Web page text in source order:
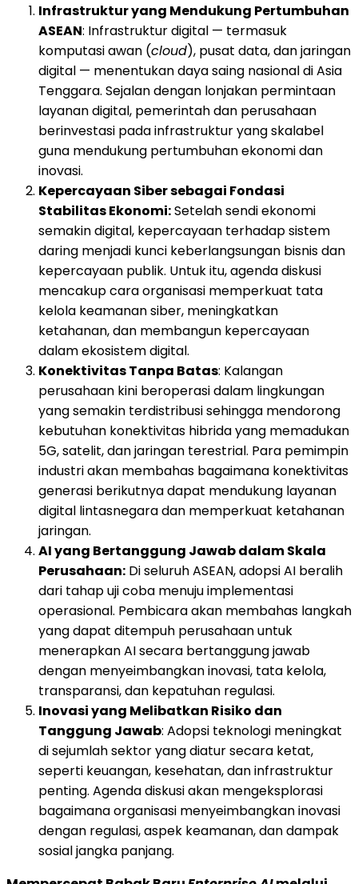
Infrastruktur yang Mendukung Pertumbuhan
ASEAN: Infrastruktur digital — termasuk
komputasi awan (cloud), pusat data, dan jaringan
digital — menentukan daya saing nasional di Asia
Tenggara. Sejalan dengan lonjakan permintaan
layanan digital, pemerintah dan perusahaan
berinvestasi pada infrastruktur yang skalabel
guna mendukung pertumbuhan ekonomi dan
inovasi.
Kepercayaan Siber sebagai Fondasi
Stabilitas Ekonomi:Setelah sendi ekonomi
semakin digital, kepercayaan terhadap sistem
daring menjadi kunci keberlangsungan bisnis dan
kepercayaan publik. Untuk itu, agenda diskusi
mencakup cara organisasi memperkuat tata
kelola keamanan siber, meningkatkan
ketahanan, dan membangun kepercayaan
dalam ekosistem digital.
Konektivitas Tanpa Batas: Kalangan
perusahaan kini beroperasi dalam lingkungan
yang semakin terdistribusi sehingga mendorong
kebutuhan konektivitas hibrida yang memadukan
5G, satelit, dan jaringan terestrial. Para pemimpin
industri akan membahas bagaimana konektivitas
generasi berikutnya dapat mendukung layanan
digital lintasnegara dan memperkuat ketahanan
jaringan.
AI yang Bertanggung Jawab dalam Skala
Perusahaan: Di seluruh ASEAN, adopsi AI beralih
dari tahap uji coba menuju implementasi
operasional. Pembicara akan membahas langkah
yang dapat ditempuh perusahaan untuk
menerapkan AI secara bertanggung jawab
dengan menyeimbangkan inovasi, tata kelola,
transparansi, dan kepatuhan regulasi.
Inovasi yang Melibatkan Risiko dan
Tanggung Jawab: Adopsi teknologi meningkat
di sejumlah sektor yang diatur secara ketat,
seperti keuangan, kesehatan, dan infrastruktur
penting. Agenda diskusi akan mengeksplorasi
bagaimana organisasi menyeimbangkan inovasi
dengan regulasi, aspek keamanan, dan dampak
sosial jangka panjang.